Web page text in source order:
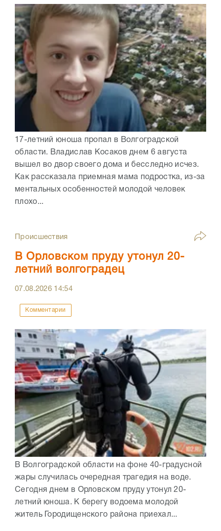
17-летний юноша пропал в Волгоградской
области. Владислав Косаков днем 6 августа
вышел во двор своего дома и бесследно исчез.
Как рассказала приемная мама подростка, из-за
ментальных особенностей молодой человек
плохо...
Происшествия
В Орловском пруду утонул 20-
летний волгоградец
07.08.2026 14:54
Комментарии
В Волгоградской области на фоне 40-градусной
жары случилась очередная трагедия на воде.
Сегодня днем в Орловском пруду утонул 20-
летний юноша. К берегу водоема молодой
житель Городищенского района приехал...